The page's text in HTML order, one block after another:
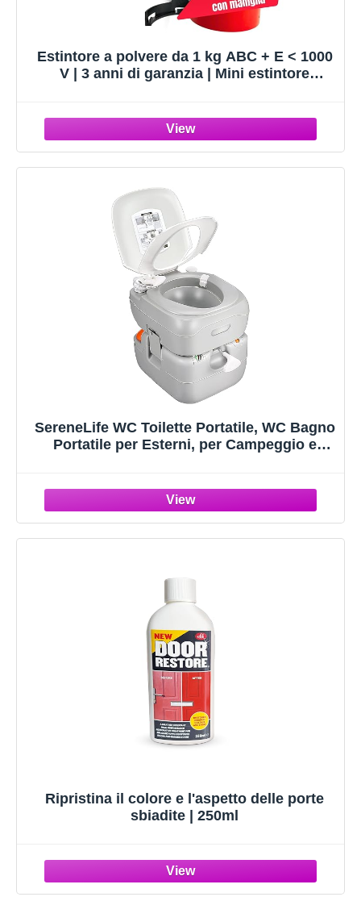
Estintore a polvere da 1 kg ABC + E < 1000
V | 3 anni di garanzia | Mini estintore
estintore
SereneLife WC Toilette Portatile, WC Bagno
Portatile per Esterni, per Campeggio e
Ripristina il colore e l'aspetto delle porte
sbiadite | 250ml